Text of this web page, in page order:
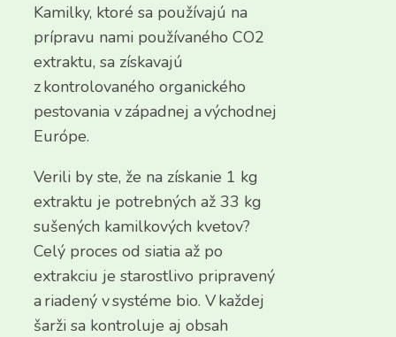
Kamilky, ktoré sa používajú na
prípravu nami používaného CO2
extraktu, sa získavajú
z kontrolovaného organického
pestovania v západnej a východnej
Európe.
Verili by ste, že na získanie 1 kg
extraktu je potrebných až 33 kg
sušených kamilkových kvetov?
Celý proces od siatia až po
extrakciu je starostlivo pripravený
a riadený v systéme bio. V každej
šarži sa kontroluje aj obsah